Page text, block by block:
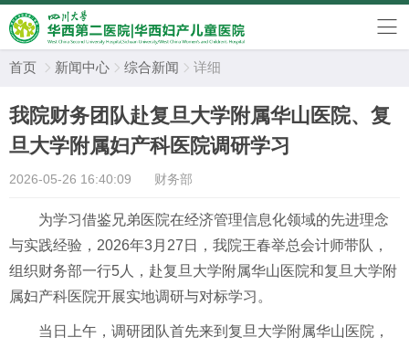
首页  新闻中心  综合新闻  详细
我院财务团队赴复旦大学附属华山医院、复
旦大学附属妇产科医院调研学习
2026-05-26 16:40:09 财务部
为学习借鉴兄弟医院在经济管理信息化领域的先进理念
与实践经验，2026年3月27日，我院王春举总会计师带队，
组织财务部一行5人，赴复旦大学附属华山医院和复旦大学附
属妇产科医院开展实地调研与对标学习。
当日上午，调研团队首先来到复旦大学附属华山医院，